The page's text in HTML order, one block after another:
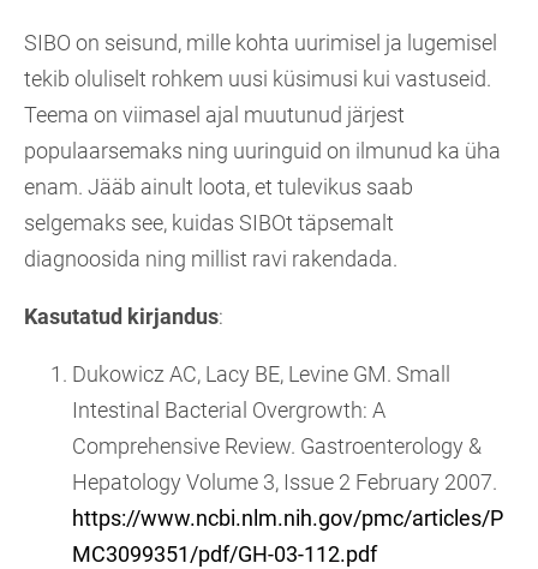
SIBO on seisund, mille kohta uurimisel ja lugemisel
tekib oluliselt rohkem uusi küsimusi kui vastuseid.
Teema on viimasel ajal muutunud järjest
populaarsemaks ning uuringuid on ilmunud ka üha
enam. Jääb ainult loota, et tulevikus saab
selgemaks see, kuidas SIBOt täpsemalt
diagnoosida ning millist ravi rakendada.
Kasutatud kirjandus:
Dukowicz AC, Lacy BE, Levine GM. Small
Intestinal Bacterial Overgrowth: A
Comprehensive Review. Gastroenterology &
Hepatology Volume 3, Issue 2 February 2007.
https://www.ncbi.nlm.nih.gov/pmc/articles/P
MC3099351/pdf/GH-03-112.pdf